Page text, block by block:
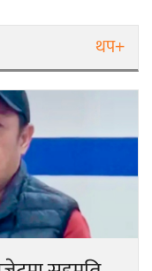
थप+